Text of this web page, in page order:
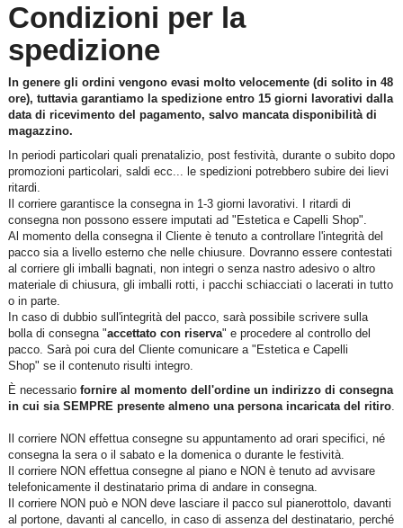
Condizioni per la
spedizione
In genere gli ordini vengono evasi molto velocemente (di solito in 48
ore), tuttavia garantiamo la spedizione entro 15 giorni lavorativi dalla
data di ricevimento del pagamento, salvo mancata disponibilità di
magazzino.
In periodi particolari quali prenatalizio, post festività, durante o subito dopo
promozioni particolari, saldi ecc... le spedizioni potrebbero subire dei lievi
ritardi.
Il corriere garantisce la consegna in 1-3 giorni lavorativi. I ritardi di
consegna non possono essere imputati ad "Estetica e Capelli Shop".
Al momento della consegna il Cliente è tenuto a controllare l'integrità del
pacco sia a livello esterno che nelle chiusure. Dovranno essere contestati
al corriere gli imballi bagnati, non integri o senza nastro adesivo o altro
materiale di chiusura, gli imballi rotti, i pacchi schiacciati o lacerati in tutto
o in parte.
In caso di dubbio sull'integrità del pacco, sarà possibile scrivere sulla
bolla di consegna "accettato con riserva" e procedere al controllo del
pacco. Sarà poi cura del Cliente comunicare a "Estetica e Capelli
Shop" se il contenuto risulti integro.
È necessario fornire al momento dell'ordine un indirizzo di consegna
in cui sia SEMPRE presente almeno una persona incaricata del ritiro.
Il corriere NON effettua consegne su appuntamento ad orari specifici, né
consegna la sera o il sabato e la domenica o durante le festività.
Il corriere NON effettua consegne al piano e NON è tenuto ad avvisare
telefonicamente il destinatario prima di andare in consegna.
Il corriere NON può e NON deve lasciare il pacco sul pianerottolo, davanti
al portone, davanti al cancello, in caso di assenza del destinatario, perché